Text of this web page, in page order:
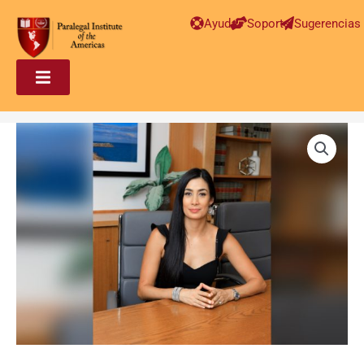
Ayuda Soporte Sugerencias
Paralegal
–
Tamara
Pupo